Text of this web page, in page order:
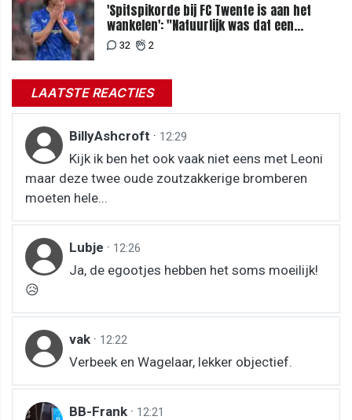
'Spitspikorde bij FC Twente is aan het
wankelen': "Natuurlijk was dat een
signaal"
32 2
LAATSTE REACTIES
BillyAshcroft · 12:29
Kijk ik ben het ook vaak niet eens met Leoni
maar deze twee oude zoutzakkerige bromberen
moeten hele...
Lubje · 12:26
Ja, de egootjes hebben het soms moeilijk!
😥
vak · 12:22
Verbeek en Wagelaar, lekker objectief.
BB-Frank · 12:21